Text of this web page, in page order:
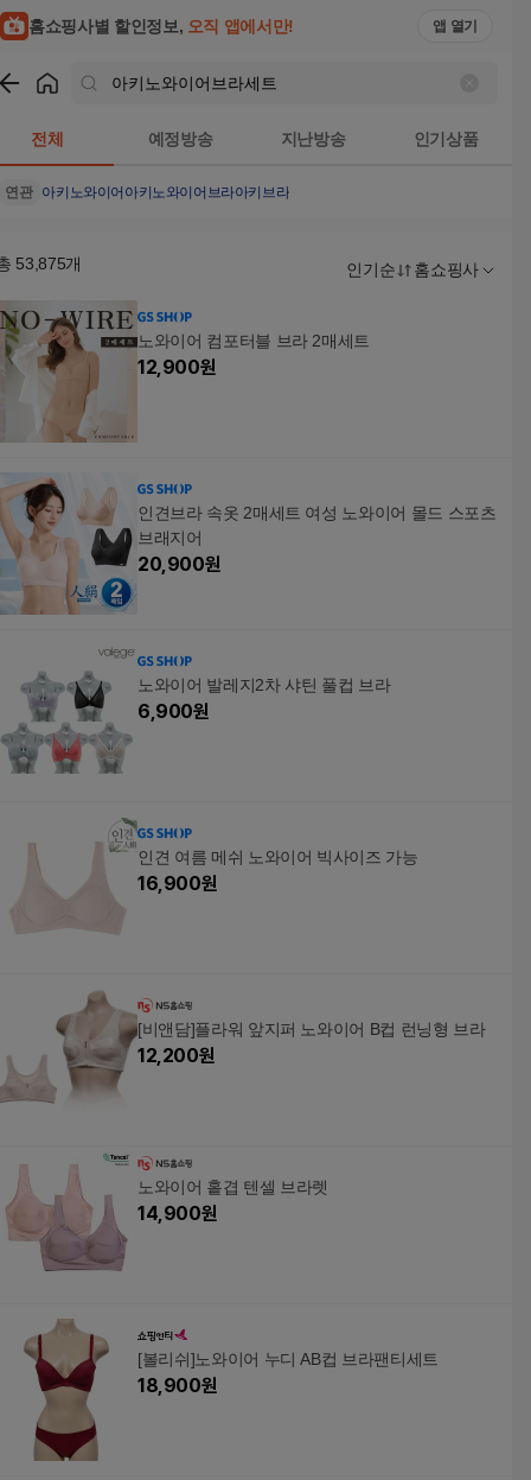
홈쇼핑사별 할인정보, 오직 앱에서만! 앱 열기
전체 예정방송 지난방송 인기상품
연관 아키노와이어 아키노와이어브라아키브라
53,875개 인기순 홈쇼핑사
노와이어 컴포터블 브라 2매세트
12,900원
인견브라 속옷 2매세트 여성 노와이어 몰드 스포츠
브래지어
20,900원
노와이어 발레지2차 샤틴 풀컵 브라
6,900원
인견 여름 메쉬 노와이어 빅사이즈 가능
16,900원
[비앤담]플라워 앞지퍼 노와이어 B컵 런닝형 브라
12,200원
노와이어 홑겹 텐셀 브라렛
14,900원
[볼리쉬]노와이어 누디 AB컵 브라팬티세트
18,900원